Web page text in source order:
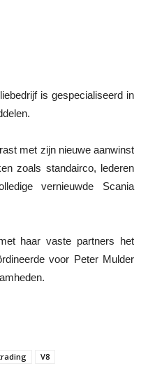
is gespecialiseerd in
met zijn nieuwe aanwinst
zoals standairco, lederen
vernieuwde Scania
haar vaste partners het
voor Peter Mulder
V8